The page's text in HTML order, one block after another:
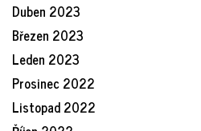
Duben 2023
Březen 2023
Leden 2023
Prosinec 2022
Listopad 2022